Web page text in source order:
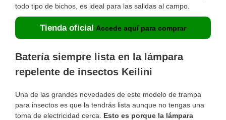
todo tipo de bichos, es ideal para las salidas al campo.
Tienda oficial Accede aquí para comprar
Batería siempre lista en la lámpara
repelente de insectos Keilini
Una de las grandes novedades de este modelo de trampa
para insectos es que la tendrás lista aunque no tengas una
toma de electricidad cerca. Esto es porque la lámpara